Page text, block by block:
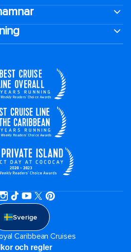
Sverige
Caribbean Cruises
och regler